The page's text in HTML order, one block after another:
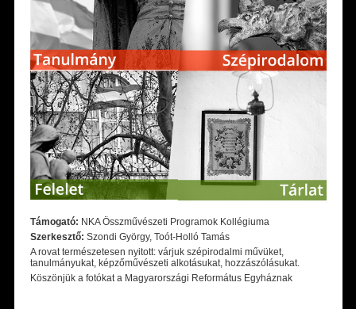
Támogató: NKA Összművészeti Programok Kollégiuma
Szerkesztő: Szondi György, Toót-Holló Tamás
A rovat természetesen nyitott: várjuk szépirodalmi művüket,
tanulmányukat, képzőművészeti alkotásukat, hozzászólásukat.
Köszönjük a fotókat a Magyarországi Református Egyháznak